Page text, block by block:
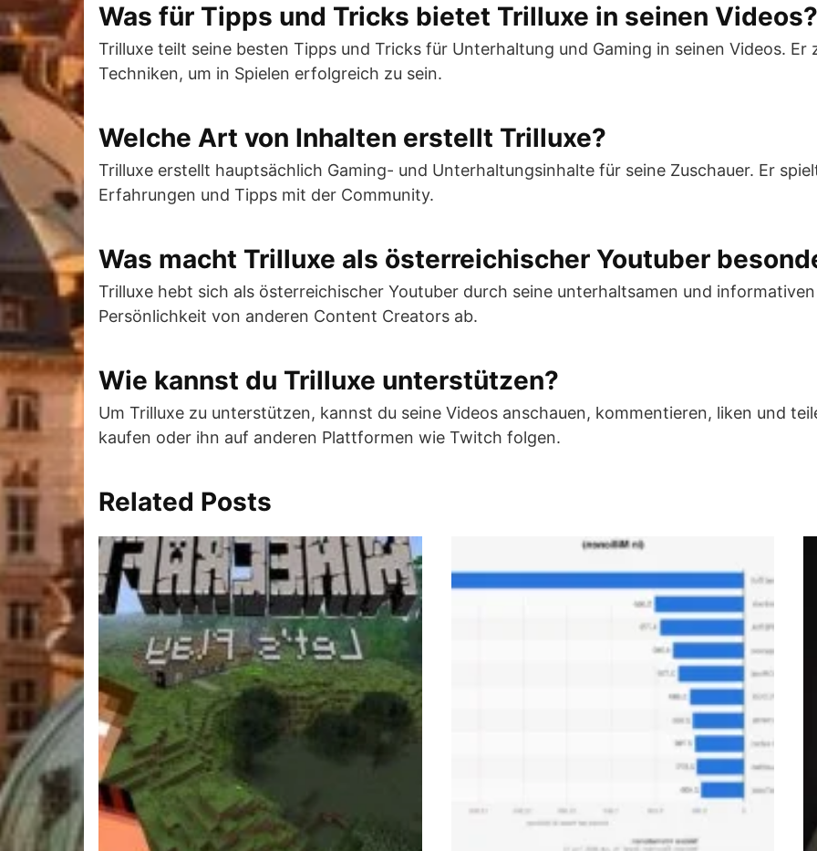
Was für Tipps und Tricks bietet Trilluxe in seinen Videos?
Trilluxe teilt seine besten Tipps und Tricks für Unterhaltung und Gaming in seinen Videos.
Techniken, um in Spielen erfolgreich zu sein.
Welche Art von Inhalten erstellt Trilluxe?
Trilluxe erstellt hauptsächlich Gaming- und Unterhaltungsinhalte für seine Zuschauer. Er
Erfahrungen und Tipps mit der Community.
Was macht Trilluxe als österreichischer Youtuber
Trilluxe hebt sich als österreichischer Youtuber durch seine unterhaltsamen und
Persönlichkeit von anderen Content Creators ab.
Wie kannst du Trilluxe unterstützen?
Um Trilluxe zu unterstützen, kannst du seine Videos anschauen, kommentieren, liken und
kaufen oder ihn auf anderen Plattformen wie Twitch folgen.
Related Posts